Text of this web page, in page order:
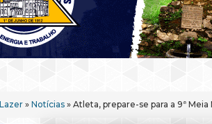
» Notícias » Atleta, prepare-se para a 9ª